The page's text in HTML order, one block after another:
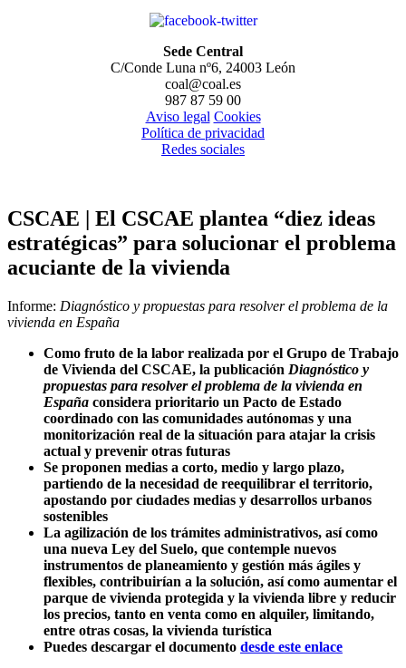
Sede Central
C/Conde Luna nº6, 24003 León
coal@coal.es
987 87 59 00
Aviso legal Cookies
Política de privacidad
Redes sociales
CSCAE | El CSCAE plantea “diez ideas
estratégicas” para solucionar el problema
acuciante de la vivienda
Informe: Diagnóstico y propuestas para resolver el problema de la
vivienda en España
Como fruto de la labor realizada por el Grupo de Trabajo
de Vivienda del CSCAE, la publicación Diagnóstico y
propuestas para resolver el problema de la vivienda en
España considera prioritario un Pacto de Estado
coordinado con las comunidades autónomas y una
monitorización real de la situación para atajar la crisis
actual y prevenir otras futuras
Se proponen medias a corto, medio y largo plazo,
partiendo de la necesidad de reequilibrar el territorio,
apostando por ciudades medias y desarrollos urbanos
sostenibles
La agilización de los trámites administrativos, así como
una nueva Ley del Suelo, que contemple nuevos
instrumentos de planeamiento y gestión más ágiles y
flexibles, contribuirían a la solución, así como aumentar el
parque de vivienda protegida y la vivienda libre y reducir
los precios, tanto en venta como en alquiler, limitando,
entre otras cosas, la vivienda turística
Puedes descargar el documento desde este enlace